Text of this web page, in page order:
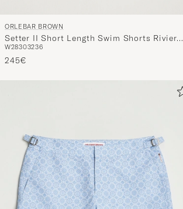
ORLEBAR BROWN
Setter II Short Length Swim Shorts Riviera
II
W28303236
245€